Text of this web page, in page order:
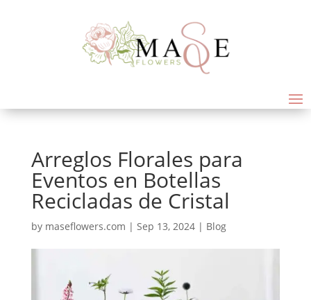
Arreglos Florales para
Eventos en Botellas
Recicladas de Cristal
by maseflowers.com | Sep 13, 2024| Blog